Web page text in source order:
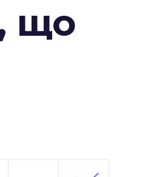
що